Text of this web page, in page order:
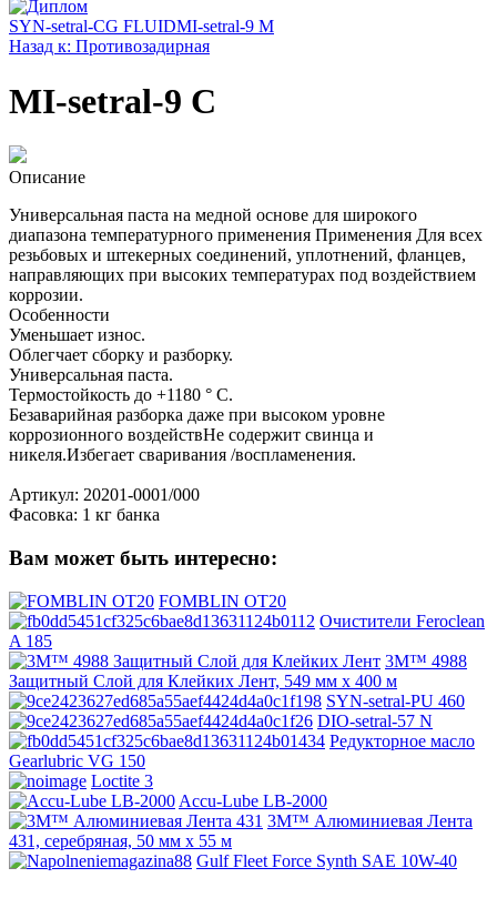
SYN-setral-CG FLUIDMI-setral-9 M
Назад к: Противозадирная
MI-setral-9 C
Описание
Универсальная паста на медной основе для широкого
диапазона температурного применения Применения Для всех
резьбовых и штекерных соединений, уплотнений, фланцев,
направляющих при высоких температурах под воздействием
коррозии.
Особенности
Уменьшает износ.
Облегчает сборку и разборку.
Универсальная паста.
Термостойкость до +1180 ° C.
Безаварийная разборка даже при высоком уровне
коррозионного воздействНе содержит свинца и
никеля.Избегает сваривания /воспламенения.
Артикул: 20201-0001/000
Фасовка: 1 кг банка
Вам может быть интересно:
FOMBLIN OT20
Очистители Feroclean
A 185
3M™ 4988
Защитный Слой для Клейких Лент, 549 мм х 400 м
SYN-setral-PU 460
DIO-setral-57 N
Редукторное масло
Gearlubric VG 150
Loctite 3
Accu-Lube LB-2000
3M™ Алюминиевая Лента
431, серебряная, 50 мм х 55 м
Gulf Fleet Force Synth SAE 10W-40